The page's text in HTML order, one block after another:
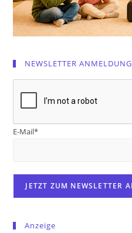
NEWSLETTER ANMELDUNG
E-Mail*
Anzeige